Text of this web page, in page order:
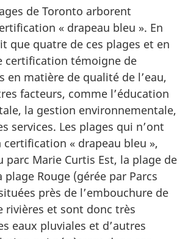
de Toronto arborent
« drapeau bleu ». En
que quatre de ces plages et en
certification témoigne de
en matière de qualité de l’eau,
facteurs, comme l’éducation
la gestion environnementale,
services. Les plages qui n’ont
« drapeau bleu »,
parc Marie Curtis Est, la plage de
plage Rouge (gérée par Parcs
près de l’embouchure de
rivières et sont donc très
eaux pluviales et d’autres